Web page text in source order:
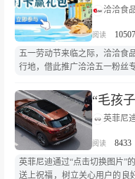
洽洽食
10507
五一劳动节来临之际，洽洽食
行地，借此推广洽洽五一粉丝
“毛孩
英菲尼
8433
英菲尼迪通过“点击切换图片”
送上祝福，树立关心用户的良